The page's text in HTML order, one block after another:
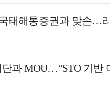
태해통증권과 맞손…
과 MOU…“STO 기반